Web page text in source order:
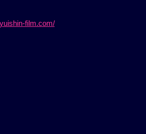
film.com/